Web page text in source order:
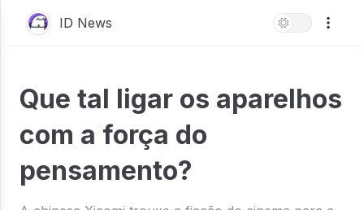
ID News
Que tal ligar os aparelhos
com a força do
pensamento?